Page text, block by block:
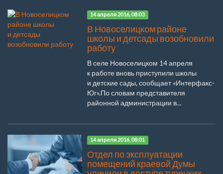
14 апреля 2016, 08:03
В Новоселицком районе
школы и детсады возобновили
работу
В селе Новоселицком 14 апреля
к работе вновь приступили школы
и детские сады, сообщает «Интерфакс-
Юг».По словам представителя
районной администрации в...
14 апреля 2016, 08:01
Отдел по эксплуатации
помещений краевой Думы